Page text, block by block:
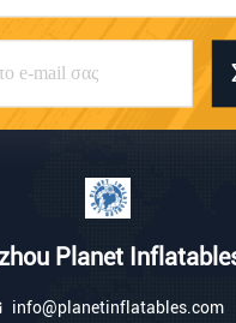
Planet
info@planetinflatables.com